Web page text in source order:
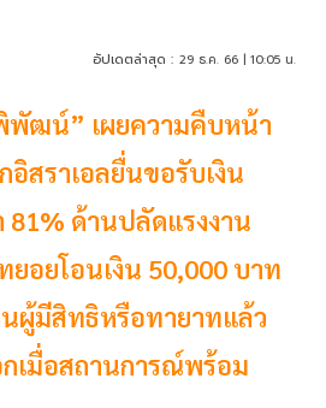
อัปเดตล่าสุด : 29 ธ.ค. 66 | 10:05 น.
พัฒน์” เผยความคืบหน้า
อิสราเอลยื่นขอรับเงิน
81% ด้านปลัดแรงงาน
ยอยโอนเงิน 50,000 บาท
ผู้มีสิทธิหรือทายาทแล้ว
เมื่อสถานการณ์พร้อม